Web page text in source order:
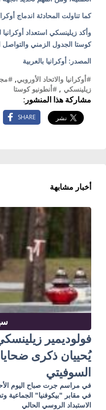
كما تناولت المحادثة اندماج
وأكد زيلينسكي استعداد
كوستا الجدول الزمني والتواصل
المصدر: أوكرانيا بالعربية
#أوكرانيا والاتحاد الأوروبي,
زيلينسكي , #أنطونيو كوستا
مشاركة هذا المنشور:
SHARE
أخبار مشابهة
فولوديمير
يُحييان ذكرى
السوفيتي
في مراسم جرت صباح اليوم
في مقابر "بيكوفنيا" الجماعية
الاستبداد الروسي الحالي